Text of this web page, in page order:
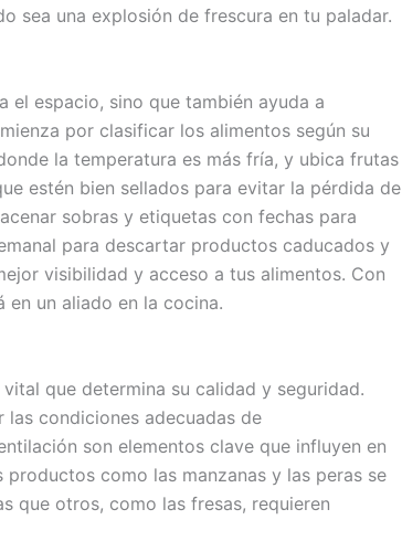
sea una explosión de frescura en tu paladar.
espacio, sino que también ayuda a
por clasificar los alimentos según su
la temperatura es más fría, y ubica frutas
estén bien sellados para evitar la pérdida de
sobras y etiquetas con fechas para
para descartar productos caducados y
visibilidad y acceso a tus alimentos. Con
un aliado en la cocina.
que determina su calidad y seguridad.
las condiciones adecuadas de
son elementos clave que influyen en
como las manzanas y las peras se
que otros, como las fresas, requieren